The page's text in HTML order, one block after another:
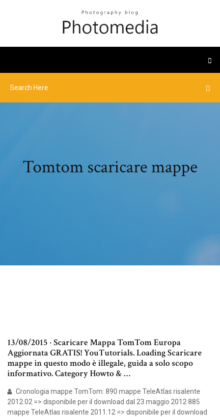
Tomtom scaricare mappe
13/08/2015 · Scaricare Mappa TomTom Europa
Aggiornata GRATIS! YouTutorials. Loading Scaricare
mappe in questo modo è illegale, guida a solo scopo
informativo. Category Howto & …
Cronologia mappe TomTom: 890 mappe TeleAtlas risalente
2012.02 => disponibile per il download dal 23 maggio 2012 885
mappe TeleAtlas risalente 2011.12 => disponibile per il download